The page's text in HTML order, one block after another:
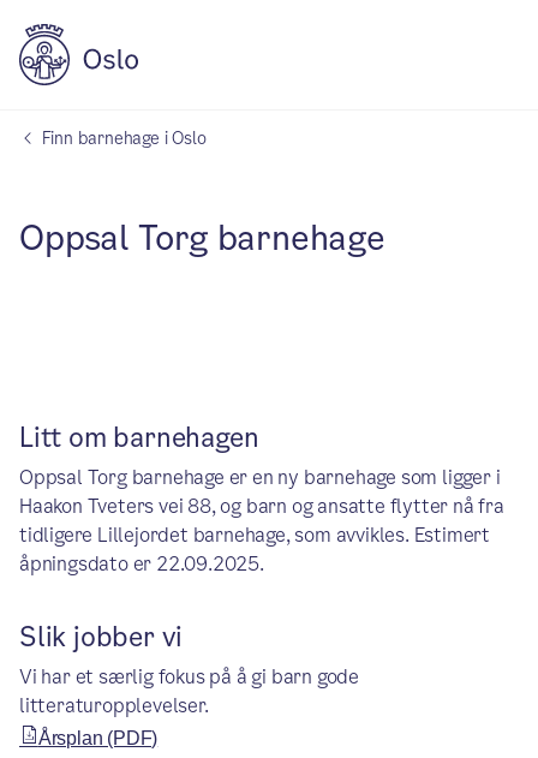
Finn barnehage i Oslo
Oppsal Torg barnehage
Litt om barnehagen
Oppsal Torg barnehage er en ny barnehage som ligger i
Haakon Tveters vei 88, og barn og ansatte flytter nå fra
tidligere Lillejordet barnehage, som avvikles. Estimert
åpningsdato er 22.09.2025.
Slik jobber vi
Vi har et særlig fokus på å gi barn gode
litteraturopplevelser.
Årsplan (PDF)